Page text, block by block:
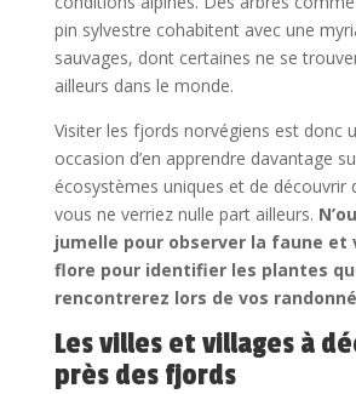
pin sylvestre cohabitent avec une
sauvages, dont certaines ne se
ailleurs dans le monde.
Visiter les fjords norvégiens est donc
occasion d’en apprendre davantage
écosystèmes uniques et de découvrir
vous ne verriez nulle part ailleurs.
jumelle pour observer la faune et
flore pour identifier les plantes
rencontrerez lors de vos
Les villes et villages à
près des fjords